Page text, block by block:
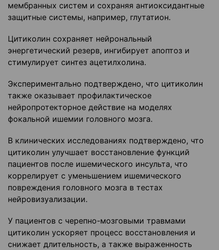
мембранных систем и сохраняя антиоксидантные
защитные системы, например, глутатион.
Цитиколин сохраняет нейрональный
энергетический резерв, ингибирует апоптоз и
стимулирует синтез ацетилхолина.
Экспериментально подтверждено, что цитиколин
также оказывает профилактическое
нейропротекторное действие на моделях
фокальной ишемии головного мозга.
В клинических исследованиях подтверждено, что
цитиколин улучшает восстановление функций
пациентов после ишемического инсульта, что
коррелирует с уменьшением ишемического
повреждения головного мозга в тестах
нейровизуализации.
У пациентов с черепно-мозговыми травмами
цитиколин ускоряет процесс восстановления и
снижает длительность, а также выраженность